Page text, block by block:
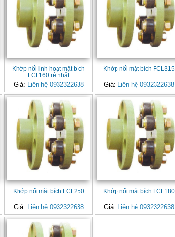
Khớp nối linh hoạt mặt bích
FCL160 rẻ nhất
Giá: Liên hệ 0932322638
Khớp nối mặt bích FCL315
Giá: Liên hệ 0932322638
Khớp nối mặt bích FCL250
Giá: Liên hệ 0932322638
Khớp nối mặt bích FCL180
Giá: Liên hệ 0932322638